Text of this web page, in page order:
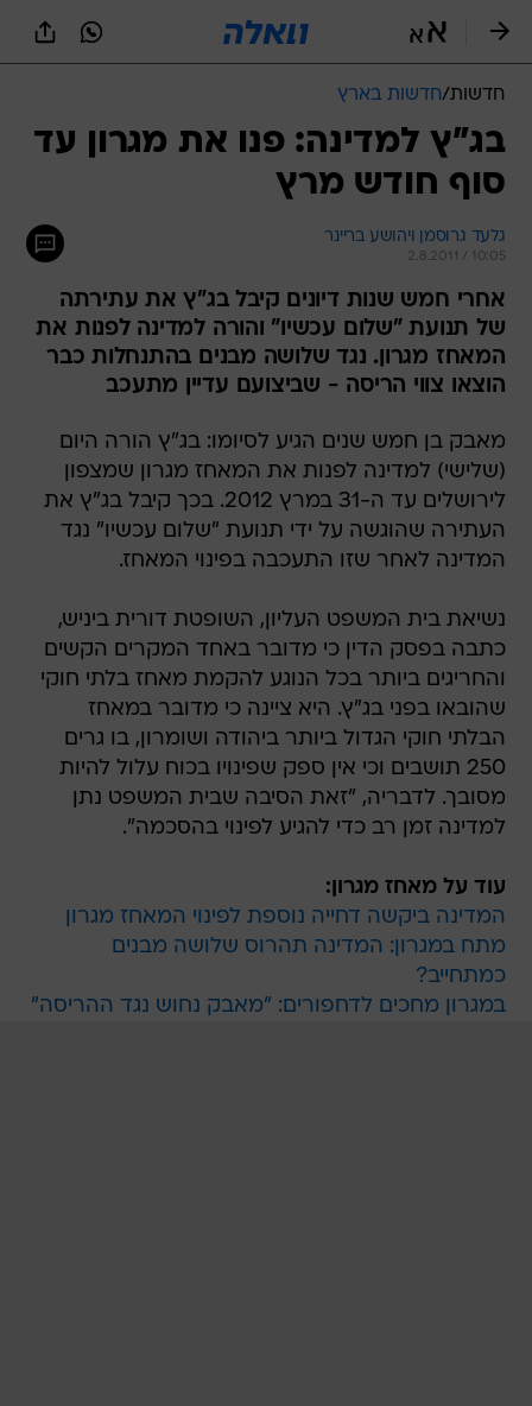
חדשות/חדשות בארץ
בג"ץ למדינה: פנו את מגרון עד
סוף חודש מרץ
גלעד גרוסמן ויהושע בריינר
2.8.2011 / 10:05
אחרי חמש שנות דיונים קיבל בג"ץ את עתירתה
של תנועת "שלום עכשיו" והורה למדינה לפנות את
המאחז מגרון. נגד שלושה מבנים בהתנחלות כבר
הוצאו צווי הריסה - שביצועם עדיין מתעכב
מאבק בן חמש שנים הגיע לסיומו: בג"ץ הורה היום
(שלישי) למדינה לפנות את המאחז מגרון שמצפון
לירושלים עד ה-31 במרץ 2012. בכך קיבל בג"ץ את
העתירה שהוגשה על ידי תנועת "שלום עכשיו" נגד
המדינה לאחר שזו התעכבה בפינוי המאחז.
נשיאת בית המשפט העליון, השופטת דורית ביניש,
כתבה בפסק הדין כי מדובר באחד המקרים הקשים
והחריגים ביותר בכל הנוגע להקמת מאחז בלתי חוקי
שהובאו בפני בג"ץ. היא ציינה כי מדובר במאחז
הבלתי חוקי הגדול ביותר ביהודה ושומרון, בו גרים
250 תושבים וכי אין ספק שפינויו בכוח עלול להיות
מסובך. לדבריה, "זאת הסיבה שבית המשפט נתן
למדינה זמן רב כדי להגיע לפינוי בהסכמה".
עוד על מאחז מגרון:
המדינה ביקשה דחייה נוספת לפינוי המאחז מגרון
מתח במגרון: המדינה תהרוס שלושה מבנים
כמתחייב?
במגרון מחכים לדחפורים: "מאבק נחוש נגד ההריסה"